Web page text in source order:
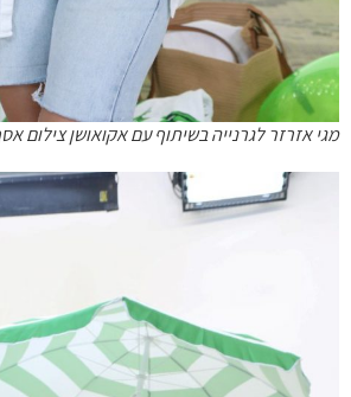
מגי אזרזר לגרנייה בשיתוף עם אקואושן צילום